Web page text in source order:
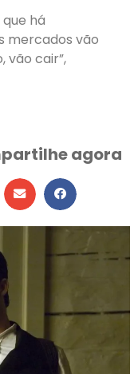
há
mercados vão
vão cair”,
agora